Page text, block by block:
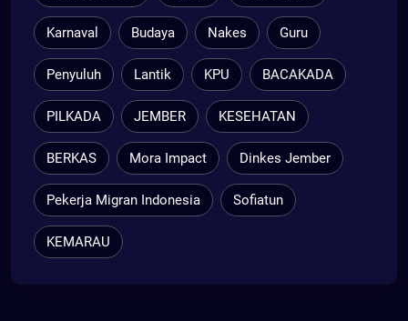
Karnaval Budaya Nakes Guru
Penyuluh Lantik KPU BACAKADA
PILKADA JEMBER KESEHATAN
BERKAS Mora Impact Dinkes Jember
Pekerja Migran Indonesia Sofiatun
KEMARAU